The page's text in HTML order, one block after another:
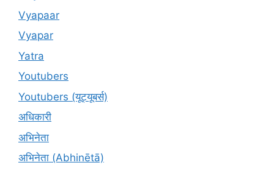
Vyapaar
Vyapar
Yatra
Youtubers
Youtubers (यूट्यूबर्स)
अधिकारी
अभिनेता
अभिनेता (Abhinētā)